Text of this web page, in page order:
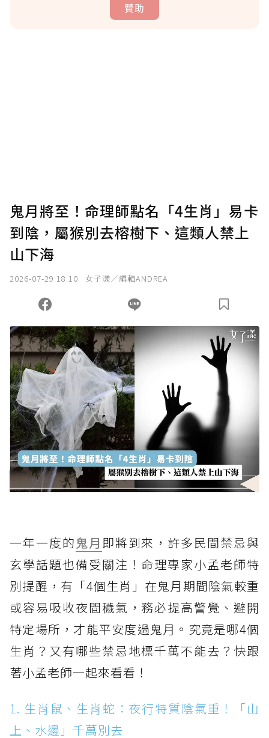
贊助
確認送出
您當前剩餘 U 利點數：0點；前往 購買點數
鬼月將至！命理師點名「4生肖」易卡
到陰，屬猴別去榕樹下、這類人禁上
山下海
2026-07-29 18:10 女子漾／編輯ANDREA
一年一度的鬼月 即將到來，許多民間禁忌與
玄學話題也備受關注！命理專家小孟老師特
別提醒，有「4個生肖」在鬼月期間陰氣較重
或容易吸收夜間穢氣，務必提高警覺、避開
特定場所，才能平安度過鬼月。究竟是哪4個
生肖？又有哪些禁忌地標千萬不能去？快跟
著小孟老師一起來看看！
1. 生肖鼠、生肖蛇：夜行特質陰氣重！「山
上、水邊」千萬別去